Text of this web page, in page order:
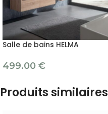
Salle de bains HELMA
499.00 €
Produits similaires